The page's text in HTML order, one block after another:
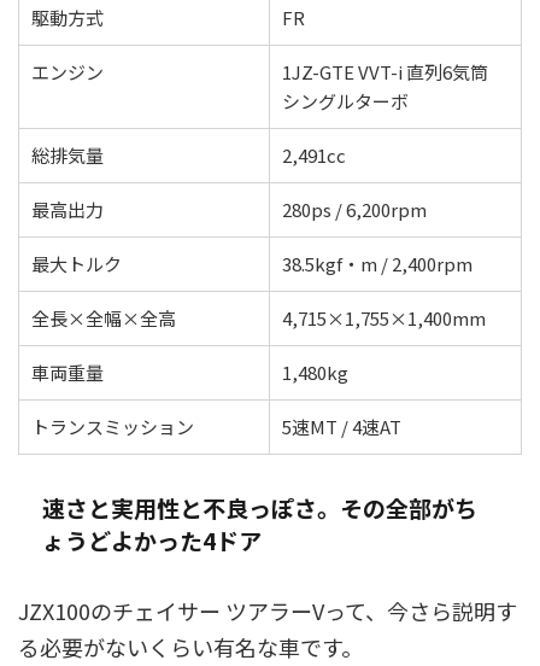
駆動方式 FR
エンジン
1JZ-GTE VVT-i 直列6気筒
シングルターボ
総排気量 2,491cc
最高出力 280ps / 6,200rpm
最大トルク 38.5kgf・m / 2,400rpm
全長×全幅×全高 4,715×1,755×1,400mm
車両重量 1,480kg
トランスミッション 5速MT / 4速AT
速さと実用性と不良っぽさ。その全部がち
ょうどよかった4ドア
JZX100のチェイサー ツアラーVって、今さら説明す
る必要がないくらい有名な車です。